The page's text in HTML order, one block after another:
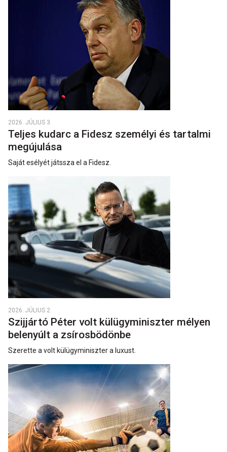
2026. JÚLIUS 3.
Teljes kudarc a Fidesz személyi és tartalmi
megújulása
Saját esélyét játssza el a Fidesz.
2026. JÚLIUS 2.
Szijjártó Péter volt külügyminiszter mélyen
belenyúlt a zsírosbödönbe
Szerette a volt külügyminiszter a luxust.